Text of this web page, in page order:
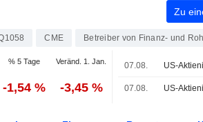
Zu
CME Betreiber von Finanz- und
% 5 Tage Veränd. 1. Jan.
-1,54 % -3,45 %
07.08.
07.08.